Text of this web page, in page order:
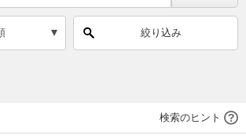
絞り込み
検索のヒント